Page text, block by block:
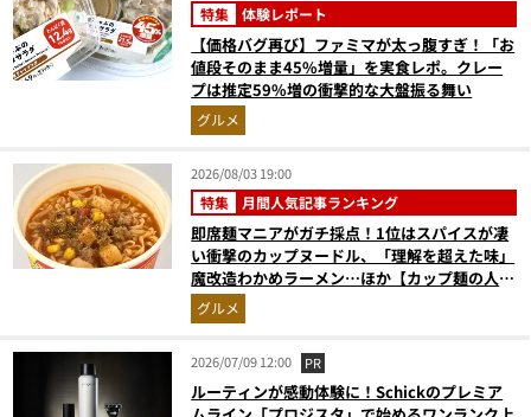
特集 体験レポート
【価格バグ再び】ファミマが太っ腹すぎ！「お
値段そのまま45%増量」を実食レポ。クレー
プは推定59%増の衝撃的な大盤振る舞い
グルメ
2026/08/03 19:00
特集 月間人気記事ランキング
即席麺マニアがガチ採点！1位はスパイスが凄
い衝撃のカップヌードル、「理解を超えた味」
魔改造わかめラーメン…ほか【カップ麺の人気
記事ランキングベスト3】（2026年6月版）
グルメ
2026/07/09 12:00 PR
ルーティンが感動体験に！Schickのプレミア